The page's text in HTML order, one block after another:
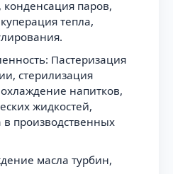
паров,
тепла,
Пастеризация
стерилизация
напитков,
жидкостей,
в производственных
масла турбин,